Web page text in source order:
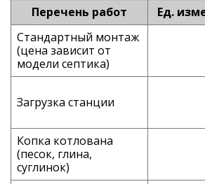
Перечень работ
Ед.
Стандартный монтаж
(цена зависит от
модели септика)
Загрузка станции
Копка котлована
(песок, глина,
суглинок)